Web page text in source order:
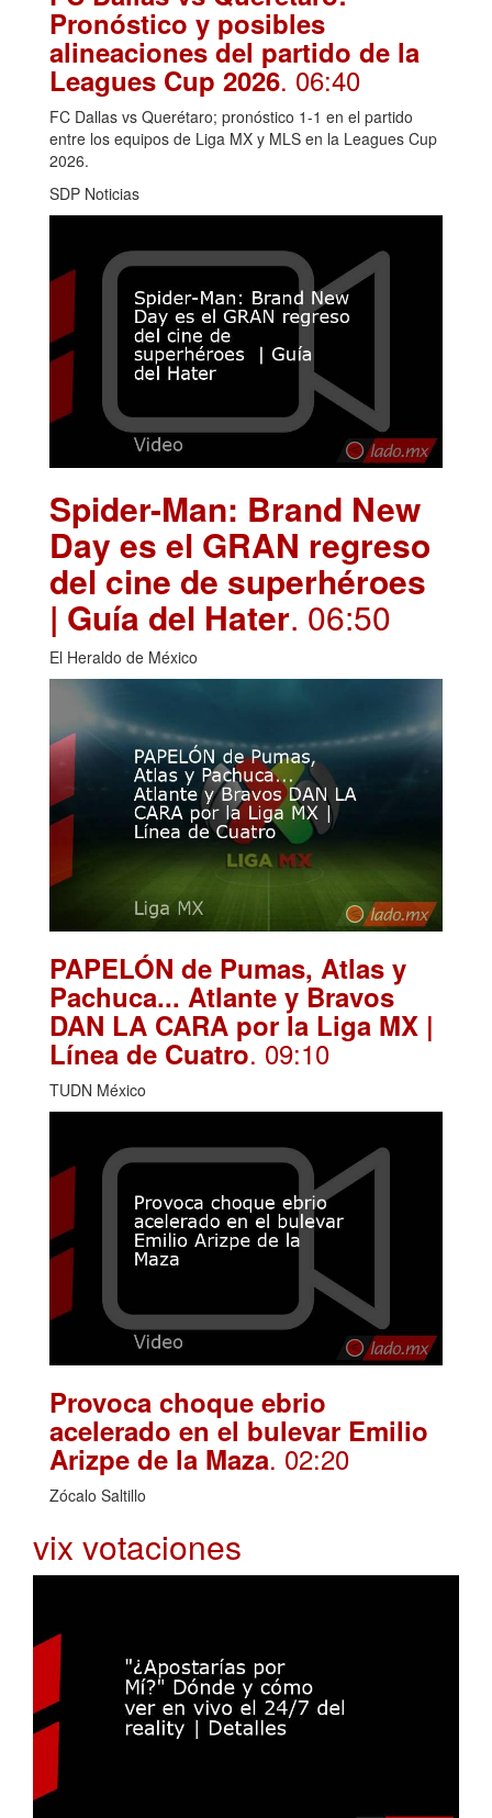
Pronóstico y posibles
alineaciones del partido de la
Leagues Cup 2026. 06:40
FC Dallas vs Querétaro; pronóstico 1-1 en el partido
entre los equipos de Liga MX y MLS en la Leagues Cup
2026.
SDP Noticias
Spider-Man: Brand New
Day es el GRAN regreso
del cine de superhéroes
| Guía del Hater. 06:50
El Heraldo de México
PAPELÓN de Pumas, Atlas y
Pachuca... Atlante y Bravos
DAN LA CARA por la Liga MX |
Línea de Cuatro. 09:10
TUDN México
Provoca choque ebrio
acelerado en el bulevar Emilio
Arizpe de la Maza. 02:20
Zócalo Saltillo
vix votaciones